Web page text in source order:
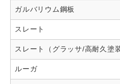
ガルバリウム鋼板
スレート
スレート（グラッサ/高耐久塗装
ルーガ